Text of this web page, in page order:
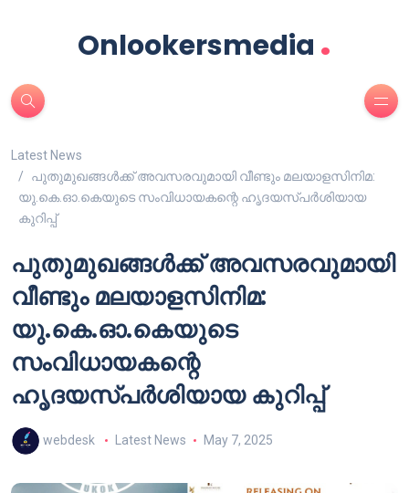
Onlookersmedia .
Latest News
പുതുമുഖങ്ങൾക്ക് അവസരവുമായി വീണ്ടും മലയാളസിനിമ:
യു.കെ.ഓ.കെയുടെ സംവിധായകന്റെ ഹൃദയസ്പർശിയായ
കുറിപ്പ്
പുതുമുഖങ്ങൾക്ക് അവസരവുമായി
വീണ്ടും മലയാളസിനിമ:
യു.കെ.ഓ.കെയുടെ
സംവിധായകന്റെ
ഹൃദയസ്പർശിയായ കുറിപ്പ്
webdesk Latest News May 7, 2025